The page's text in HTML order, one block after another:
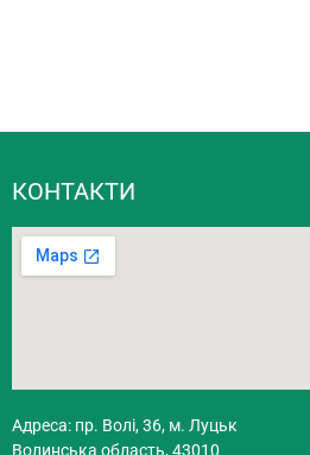
КОНТАКТИ
Адреса: пр. Волі, 36, м. Луцьк
Волинська область, 43010